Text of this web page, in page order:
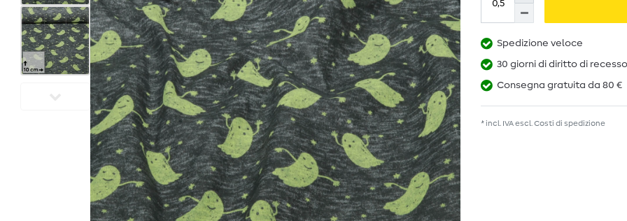
Spedizione veloce
30 giorni di diritto di recesso
Consegna gratuita da 80 €
* incl. IVA escl. Costi di spedizione